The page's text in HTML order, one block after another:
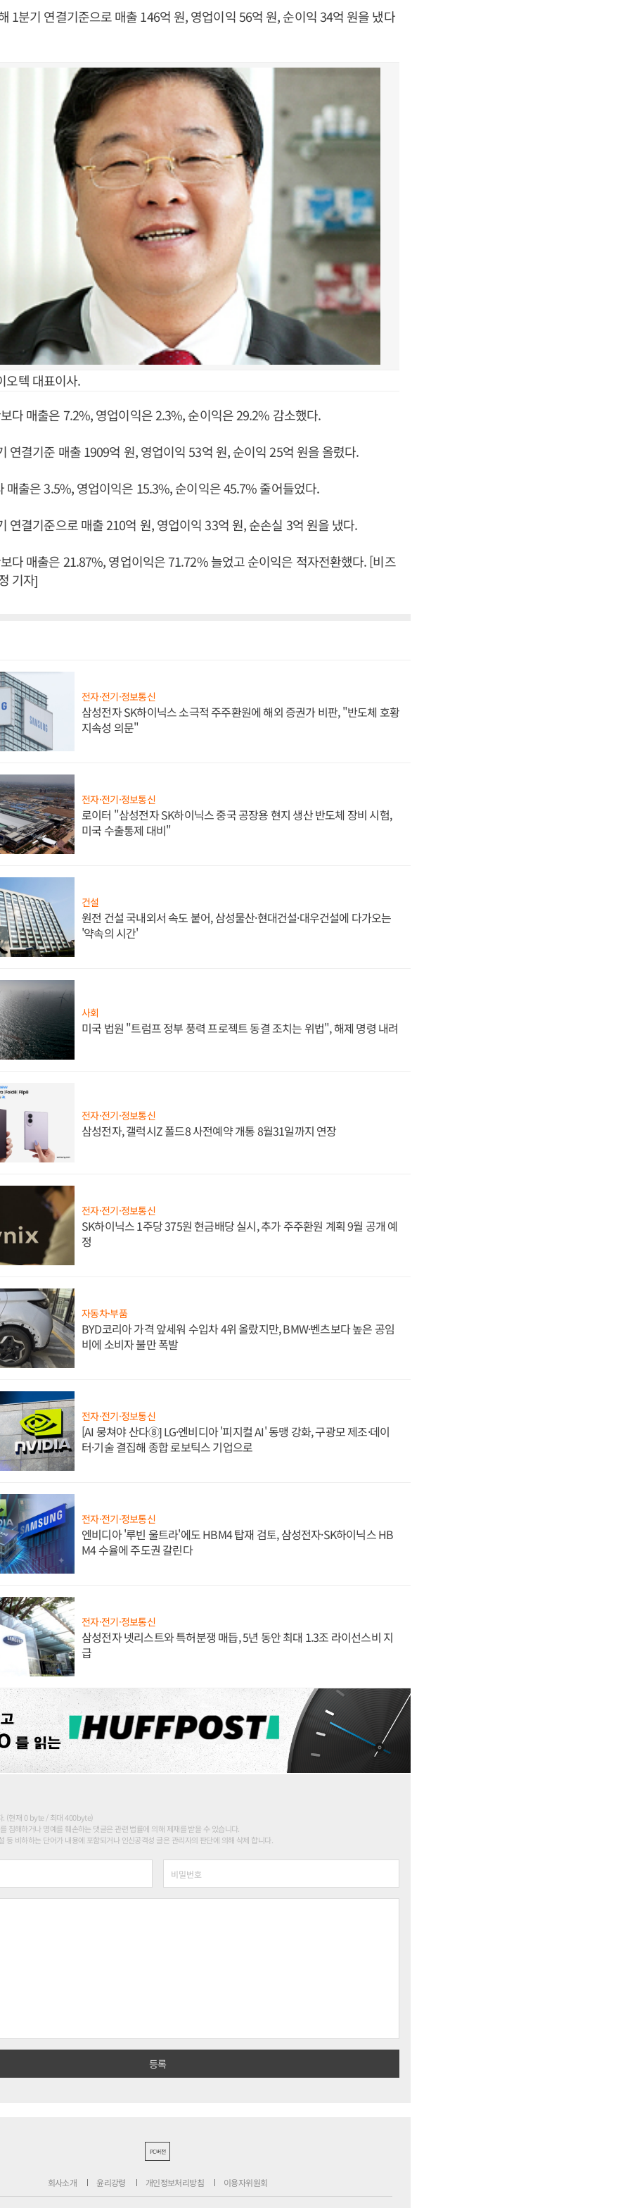
1분기 연결기준으로 매출 146억 원, 영업이익 56억 원, 순이익 34억 원을 냈다
텍 대표이사.
다 매출은 7.2%, 영업이익은 2.3%, 순이익은 29.2% 감소했다.
연결기준 매출 1909억 원, 영업이익 53억 원, 순이익 25억 원을 올렸다.
매출은 3.5%, 영업이익은 15.3%, 순이익은 45.7% 줄어들었다.
연결기준으로 매출 210억 원, 영업이익 33억 원, 순손실 3억 원을 냈다.
다 매출은 21.87%, 영업이익은 71.72% 늘었고 순이익은 적자전환했다. [비즈
기자]
전자·전기·정보통신
삼성전자 SK하이닉스 소극적 주주환원에 해외 증권가 비판, "반도체 호황
지속성 의문"
전자·전기·정보통신
로이터 "삼성전자 SK하이닉스 중국 공장용 현지 생산 반도체 장비 시험,
미국 수출통제 대비"
건설
원전 건설 국내외서 속도 붙어, 삼성물산·현대건설·대우건설에 다가오는
'약속의 시간'
사회
미국 법원 "트럼프 정부 풍력 프로젝트 동결 조치는 위법", 해제 명령 내려
전자·전기·정보통신
삼성전자, 갤럭시Z 폴드8 사전예약 개통 8월31일까지 연장
전자·전기·정보통신
SK하이닉스 1주당 375원 현금배당 실시, 추가 주주환원 계획 9월 공개 예
정
자동차·부품
BYD코리아 가격 앞세워 수입차 4위 올랐지만, BMW·벤츠보다 높은 공임
비에 소비자 불만 폭발
전자·전기·정보통신
[AI 뭉쳐야 산다⑧] LG·엔비디아 '피지컬 AI' 동맹 강화, 구광모 제조·데이
터·기술 결집해 종합 로보틱스 기업으로
전자·전기·정보통신
엔비디아 '루빈 울트라'에도 HBM4 탑재 검토, 삼성전자·SK하이닉스 HB
M4 수율에 주도권 갈린다
전자·전기·정보통신
삼성전자 넷리스트와 특허분쟁 매듭, 5년 동안 최대 1.3조 라이선스비 지
급
. (현재 0 byte / 최대 400byte)
침해하거나 명예를 훼손하는 댓글은 관련 법률에 의해 제재를 받을 수 있습니다.
등 비하하는 단어가 내용에 포함되거나 인신공격성 글은 관리자의 판단에 의해 삭제 합니다.
PC버전
회사소개 윤리강령 개인정보처리방침 이용자위원회